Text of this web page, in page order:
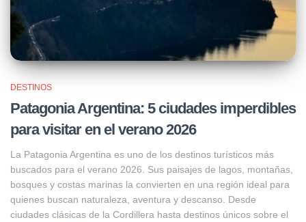
DESTINOS
Patagonia Argentina: 5 ciudades imperdibles
para visitar en el verano 2026
La Patagonia Argentina es uno de los destinos turísticos más
buscados para el verano 2026. Sus paisajes de lagos, montañas,
bosques y costas marinas la convierten en una región ideal para
quienes buscan naturaleza, aventura y descanso. Desde
ciudades clásicas de la Cordillera hasta destinos únicos sobre el